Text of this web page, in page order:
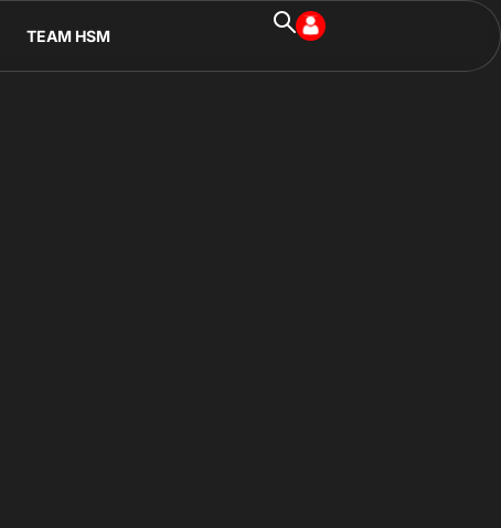
TEAM HSM